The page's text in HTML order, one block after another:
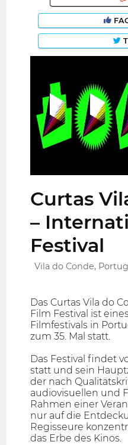
Curtas
–
Festival
Vila do Conde,
Das Curtas Vila do
Film Festival ist
Filmfestivals in
zum 35. Mal statt.
Das Festival findet
statt und sein
der nach
audiovisuellen und
Rahmen einer
nur auf die
Regisseure
das Erbe des Kinos.